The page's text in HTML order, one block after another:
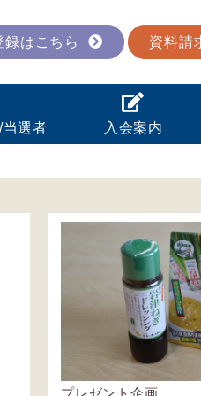
録はこちら 資料請
選者 入会案内
プレゼント企画